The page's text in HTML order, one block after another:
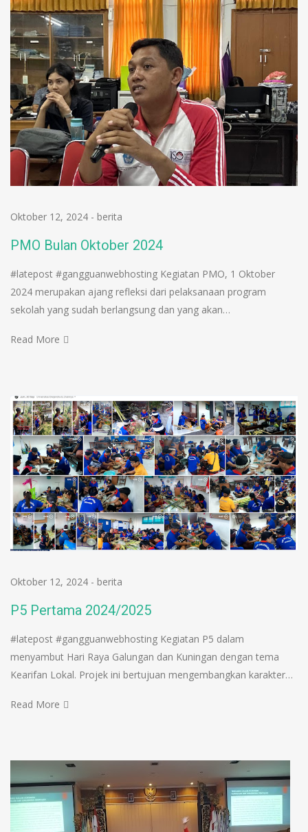
Oktober 12, 2024 - berita
PMO Bulan Oktober 2024
#latepost #gangguanwebhosting Kegiatan PMO, 1 Oktober
2024 merupakan ajang refleksi dari pelaksanaan program
sekolah yang sudah berlangsung dan yang akan…
Read More
Oktober 12, 2024 - berita
P5 Pertama 2024/2025
#latepost #gangguanwebhosting Kegiatan P5 dalam
menyambut Hari Raya Galungan dan Kuningan dengan tema
Kearifan Lokal. Projek ini bertujuan mengembangkan karakter…
Read More